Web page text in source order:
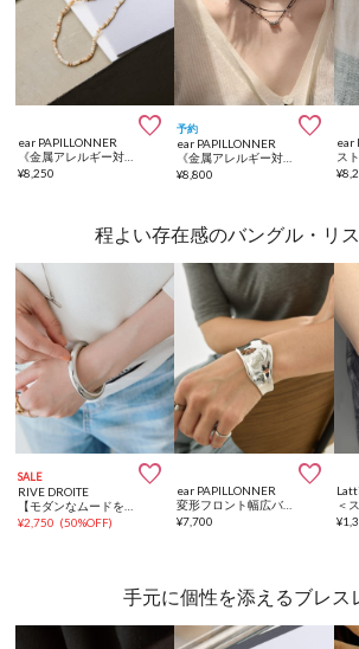

ear PAPILLONNER
¥8,250
予約 
ear PAPILLONNER
¥8,800
ear
¥
程よい存在感のバングル・リ
SALE 
RIVE DROITE
¥2,750 (50%OFF)

ear PAPILLONNER
¥7,700
¥
手元に個性を添えるブレス